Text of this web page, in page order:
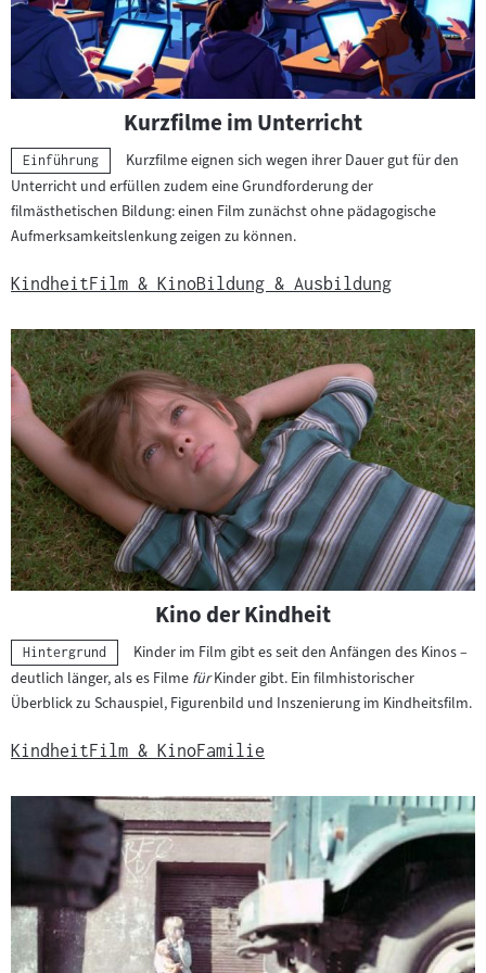
Kurzfilme im Unterricht
Kategorie:
Einführung
Kurzfilme eignen sich wegen ihrer Dauer gut für den
Unterricht und erfüllen zudem eine Grundforderung der
filmästhetischen Bildung: einen Film zunächst ohne pädagogische
Aufmerksamkeitslenkung zeigen zu können.
KindheitFilm & KinoBildung & Ausbildung
Kino der Kindheit
Kategorie:
Hintergrund
Kinder im Film gibt es seit den Anfängen des Kinos –
deutlich länger, als es Filme fürKinder gibt. Ein filmhistorischer
Überblick zu Schauspiel, Figurenbild und Inszenierung im Kindheitsfilm.
KindheitFilm & KinoFamilie